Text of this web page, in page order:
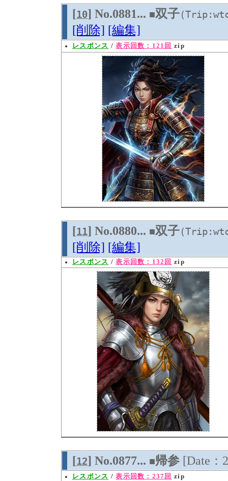
[10] No.0881... ■双子
[削除] [編集]
レスポンス /表示回数：121回 zip
[11] No.0880... ■双子
[削除] [編集]
レスポンス /表示回数：132回 zip
[12] No.0877... ■帰参 [Date：
レスポンス /表示回数：237回 zip